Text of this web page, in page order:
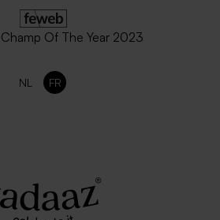
Enveloppe naissance
Of The Year 2023
NL FR